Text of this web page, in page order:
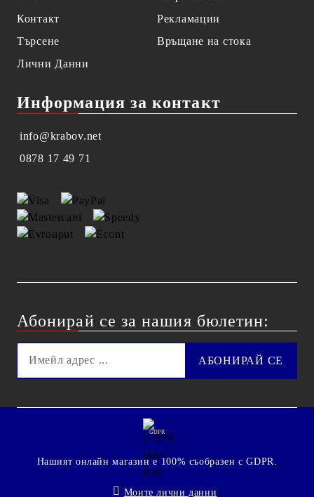
Контакт
Търсене
Лични Данни
Рекламации
Връщане на стока
Информация за контакт
info@krabov.net
0878 17 49 71
Абонирай се за нашия бюлетин:
GDPR
Нашият онлайн магазин е 100% съобразен с GDPR.
Моите лични данни